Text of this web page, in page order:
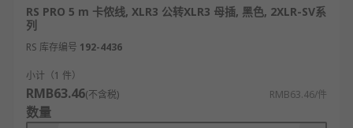
会议系统：会议室麦克风、数字会议主机、扩
声设备之间的信号连接。
KTV娱乐场所：连接麦克风与效果器、功放，
保障人声稳定不失真。
音响工程：大型场馆、酒吧、宴会厅的固定安
RS PRO 5 m 卡侬线, XLR3 公转XLR3 母插, 黑色, 2XLR-SV系
列
RS 库存编号 192-4436
小计（1 件）
RMB63.46(不含税) RMB63.46/件
数量